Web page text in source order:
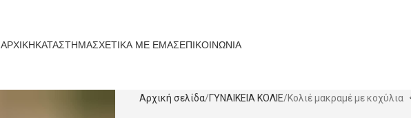
ΑΡΧΙΚΗΚΑΤΑΣΤΗΜΑΣΧΕΤΙΚΑ ΜΕ ΕΜΑΣΕΠΙΚΟΙΝΩΝΙΑ
Αρχική σελίδα ΓΥΝΑΙΚΕΙΑ ΚΟΛΙΕ Κολιέ μακραμέ με κοχύλια